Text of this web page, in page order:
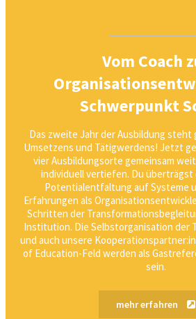
Vom Coach
Schwerpunkt
Das zweite Jahr der Ausbildung steht
Umsetzens und Tätigwerdens! Jetzt
vier Ausbildungsorte gemeinsam
individuell vertiefen. Du überträgst
Potentialentfaltung auf Systeme
Erfahrungen als
Schritten der
Institution. Die Selbstorganisation der
und auch unsere
of Education-Feld werden als
sein.
mehr erfahren